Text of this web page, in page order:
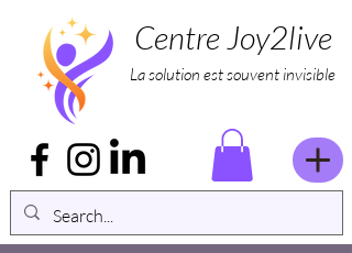
Centre Joy2live
La solution est souvent invisible